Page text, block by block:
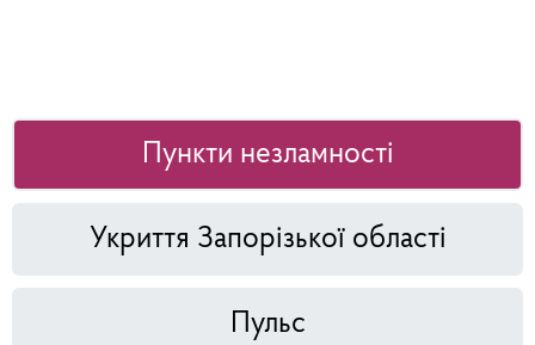
Пункти незламності
Укриття Запорізької області
Пульс